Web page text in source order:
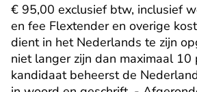
€ 95,00 exclusief btw, inclusief
en fee Flextender en overige
dient in het Nederlands te zijn
niet langer zijn dan maximaal 10
kandidaat beheerst de